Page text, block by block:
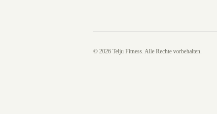
©2026 Telju Fitness. Alle Rechte vorbehalten.